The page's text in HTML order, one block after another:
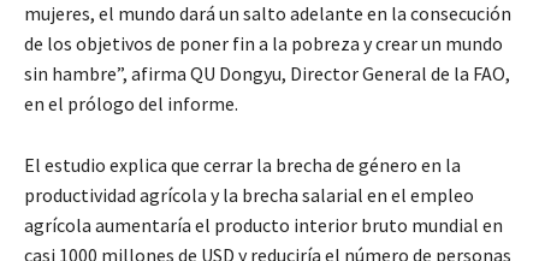
mujeres, el mundo dará un salto adelante en la consecución
de los objetivos de poner fin a la pobreza y crear un mundo
sin hambre”, afirma QU Dongyu, Director General de la FAO,
en el prólogo del informe.
El estudio explica que cerrar la brecha de género en la
productividad agrícola y la brecha salarial en el empleo
agrícola aumentaría el producto interior bruto mundial en
casi 1000 millones de USD y reduciría el número de personas